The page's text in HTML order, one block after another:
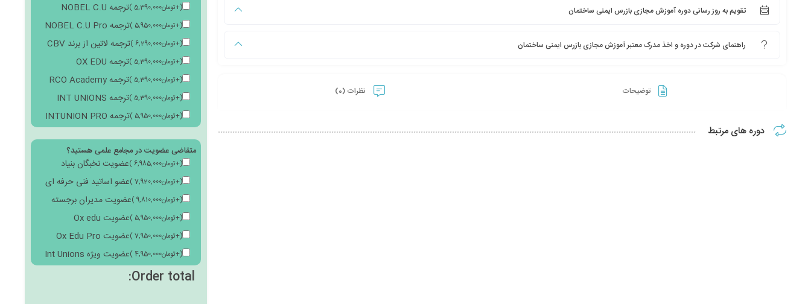
تقویم به روز رسانی دوره آموزش مجازی بازرس ایمنی ساختمان
راهنمای شرکت در دوره و اخذ مدرک معتبر آموزش مجازی بازرس ایمنی ساختمان
توضیحات نظرات (0)
دوره های مرتبط
ترجمه NOBEL C.U (
+
5,390,000تومان )
ترجمه NOBEL C.U Pro (
+
5,950,000تومان )
ترجمه لاتین از برند CBV (
+
6,290,000تومان )
ترجمه OX EDU (
+
5,390,000تومان )
ترجمه RCO Academy (
+
5,390,000تومان )
ترجمه INT UNIONS (
+
5,390,000تومان )
ترجمه INTUNION PRO (
+
5,950,000تومان )
متقاضی عضویت در مجامع علمی هستید؟
عضویت نخبگان بنیاد (
+
6,985,000تومان )
عضو اساتید فنی حرفه ای (
+
7,920,000تومان )
عضویت مدیران برجسته (
+
9,810,000تومان )
عضویت Ox edu (
+
5,950,000تومان )
عضویت Ox Edu Pro (
+
7,950,000تومان )
عضویت ویژه Int Unions (
+
4,950,000تومان )
Order total: